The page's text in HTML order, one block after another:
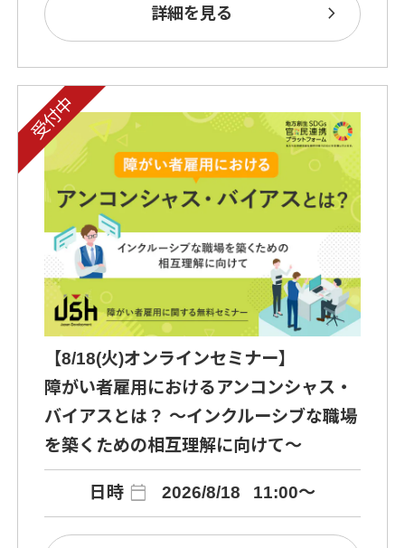
詳細を見る chevron_right
【8/18(火)オンラインセミナー】
障がい者雇用におけるアンコンシャス・
バイアスとは？ ～インクルーシブな職場
を築くための相互理解に向けて～
日時 calendar_today 2026/8/18 11:00～